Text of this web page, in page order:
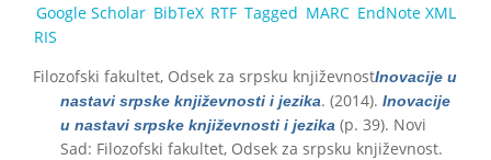
Google Scholar BibTeX RTF Tagged MARC EndNote XML
RIS
Filozofski fakultet, Odsek za srpsku književnostInovacije u
nastavi srpske književnosti i jezika. (2014). Inovacije
u nastavi srpske književnosti i jezika (p. 39). Novi
Sad: Filozofski fakultet, Odsek za srpsku književnost.